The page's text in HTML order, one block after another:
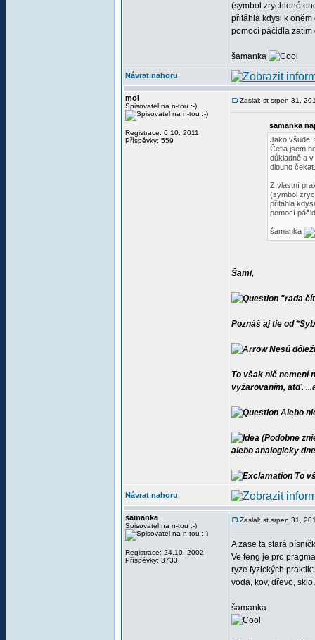
(symbol zrychlené
přitáhla kdysi k
pomocí páčidla
šamanka
Návrat nahoru
moi
Spisovatel na n-tou :-)
Registrace: 6.10. 2011
Příspěvky: 559
Zaslal: st srpen 31,
samanka
Jako všude,
Četla jsem
důkladně a
dlouho čekat.
Z vlastní
(symbol
přitáhla
pomocí
šamanka
Šami,
"rada
Poznáš aj tie od
Nesú
To však nič nemení
vyžarovaním, atď.
Alebo
(Podobne
alebo analogicky
To
Návrat nahoru
samanka
Spisovatel na n-tou :-)
Registrace: 24.10. 2002
Příspěvky: 3733
Zaslal: st srpen 31,
A zase ta stará
Ve feng je pro
ryze fyzických
voda, kov, dřevo,
šamanka